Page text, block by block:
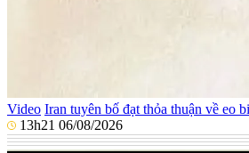
Video Iran tuyên bố đạt thỏa thuận về eo
13h21 06/08/2026